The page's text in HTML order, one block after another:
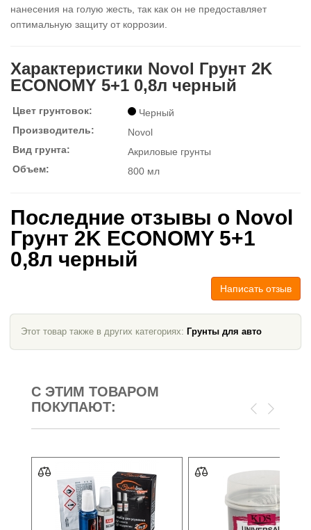
нанесения на голую жесть, так как он не предоставляет
оптимальную защиту от коррозии.
Характеристики Novol Грунт 2K
ECONOMY 5+1 0,8л черный
Цвет грунтовок:
Черный
Производитель:
Novol
Вид грунта:
Акриловые грунты
Объем:
800 мл
Последние отзывы о Novol
Грунт 2K ECONOMY 5+1
0,8л черный
Написать отзыв
Этот товар также в других категориях: Грунты для авто
С ЭТИМ ТОВАРОМ
ПОКУПАЮТ: